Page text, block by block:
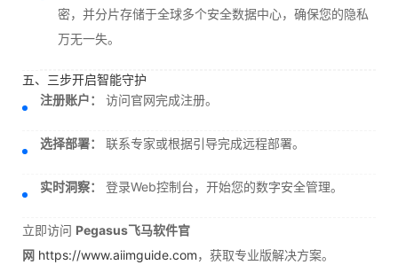
密，并分片存储于全球多个安全数据中心，确保您的隐私
万无一失。
五、三步开启智能守护
注册账户：
访问官网完成注册。
选择部署： 联系专家或根据引导完成远程部署。
实时洞察： 登录Web控制台，开始您的数字安全管理。
立即访问 Pegasus飞马软件官
网 https://www.aiimguide.com，获取专业版解决方案。